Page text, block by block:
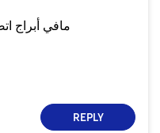
مافي
REPLY